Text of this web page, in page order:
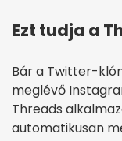
Ezt tudja a
Bár a Twitter-
meglévő
Threads
automatikusan